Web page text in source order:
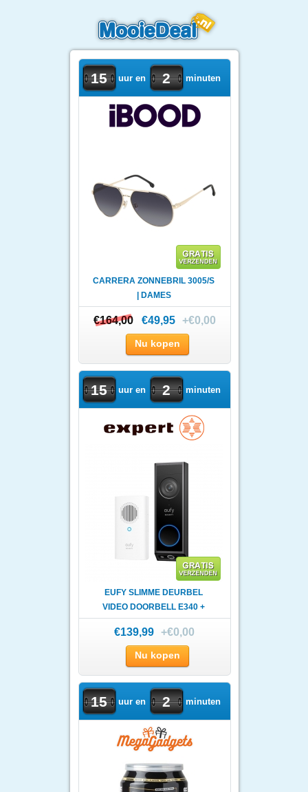
15 uur en 2 minuten
CARRERA ZONNEBRIL 3005/S
| DAMES
€164,00
€164,00 €49,95 +€0,00
Nu kopen
15 uur en 2 minuten
EUFY SLIMME DEURBEL
VIDEO DOORBELL E340 +
CHIME
€139,99 +€0,00
Nu kopen
15 uur en 2 minuten